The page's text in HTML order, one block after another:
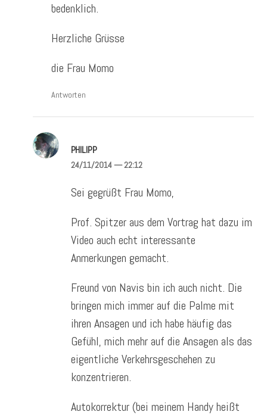
bedenklich.
Herzliche Grüsse
die Frau Momo
Antworten
PHILIPP
24/11/2014— 22:12
Sei gegrüßt Frau Momo,
Prof. Spitzer aus dem Vortrag hat dazu im
Video auch echt interessante
Anmerkungen gemacht.
Freund von Navis bin ich auch nicht. Die
bringen mich immer auf die Palme mit
ihren Ansagen und ich habe häufig das
Gefühl, mich mehr auf die Ansagen als das
eigentliche Verkehrsgeschehen zu
konzentrieren.
Autokorrektur (bei meinem Handy heißt